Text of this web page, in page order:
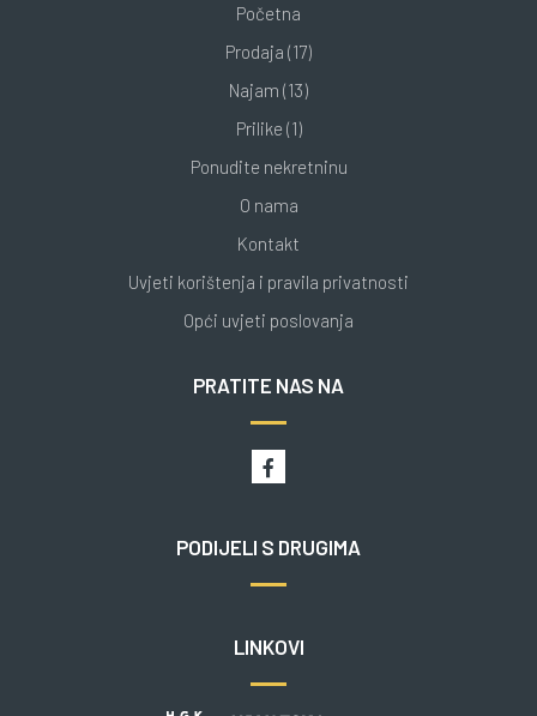
Početna
Prodaja (17)
Najam (13)
Prilike (1)
Ponudite nekretninu
O nama
Kontakt
Uvjeti korištenja i pravila privatnosti
Opći uvjeti poslovanja
PRATITE NAS NA
PODIJELI S DRUGIMA
LINKOVI